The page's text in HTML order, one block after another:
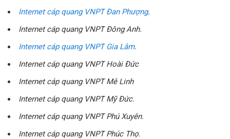
Internet cáp quang VNPT Đan Phượng.
Internet cáp quang VNPT Đông Anh.
Internet cáp quang VNPT Gia Lâm.
Internet cáp quang VNPT Hoài Đức
Internet cáp quang VNPT Mê Linh
Internet cáp quang VNPT Mỹ Đức.
Internet cáp quang VNPT Phú Xuyên.
Internet cáp quang VNPT Phúc Thọ.